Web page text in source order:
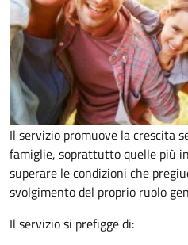
Il servizio promuove la crescita
famiglie, soprattutto quelle più
superare le condizioni che
svolgimento del proprio ruolo
Il servizio si prefigge di: